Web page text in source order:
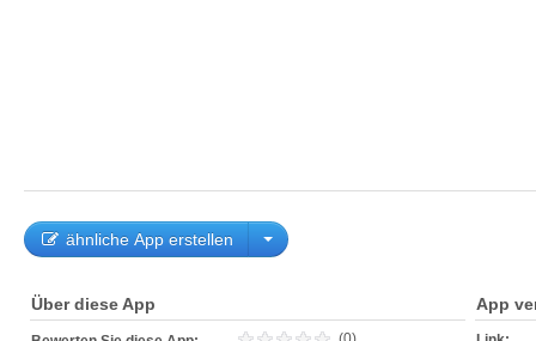
ähnliche App erstellen
Über diese App App